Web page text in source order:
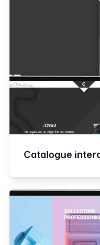
Catalogue